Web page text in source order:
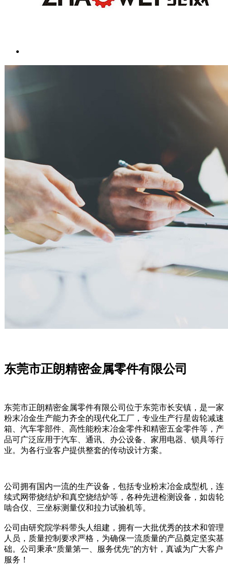
东莞市正朗精密金属零件有限公司
东莞市正朗精密金属零件有限公司位于东莞市长安镇，是一家
粉末冶金生产能力齐全的现代化工厂，专业生产行星齿轮减速
箱、汽车零部件、高性能粉末冶金零件和精密五金零件等，产
品可广泛应用于汽车、通讯、办公设备、家用电器、锁具等行
业。为各行业客户提供整套的传动设计方案。
公司拥有国内一流的生产设备，包括专业粉末冶金成型机，连
续式网带烧结炉和真空烧结炉等，各种先进检测设备，如齿轮
啮合仪、三坐标测量仪和拉力试验机等。
公司由研究院学科带头人组建，拥有一大批优秀的技术和管理
人员，质量控制要求严格，为确保一流质量的产品奠定坚实基
础。公司秉承“质量第一、服务优先”的方针，真诚为广大客户
服务！